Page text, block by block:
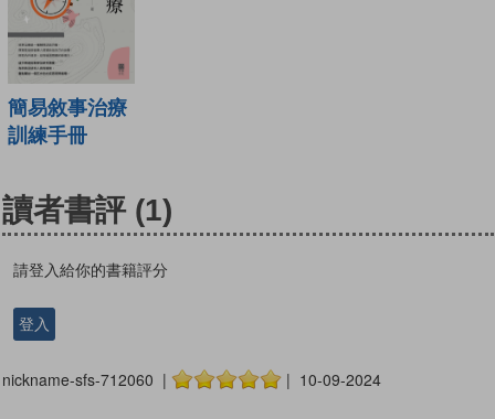
簡易敘事治療
訓練手冊
讀者書評 (1)
請登入給你的書籍評分
登入
nickname-sfs-712060 | | 10-09-2024